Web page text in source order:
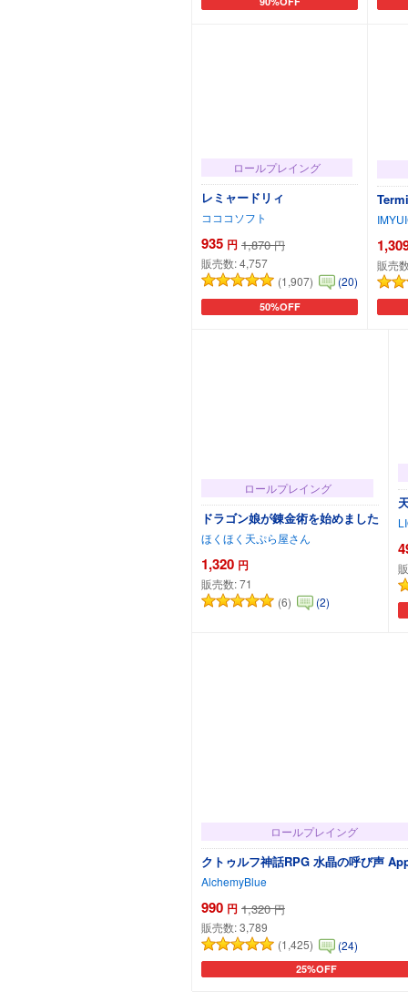
カートに追加
ロールプレイング
レミャードリィ
コココソフト
935 円 1,870 円
販売数:4,757
(1,907)
(20)
50%OFF
カートに追加
販売
ロールプレイング
ドラゴン娘が錬金術を始めました
ほくほく天ぷら屋さん
1,320 円
販売数:71
(6)
(2)
カートに追加
ロールプレイング
クトゥルフ神話RPG 水晶の呼び声
AlchemyBlue
990 円 1,320 円
販売数:3,789
(1,425)
(24)
25%OFF
カートに追加